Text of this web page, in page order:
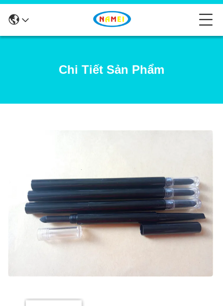
Chi Tiết Sản Phẩm